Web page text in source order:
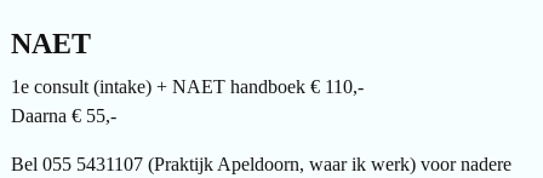
NAET
1e consult (intake) + NAET handboek € 110,-
Daarna € 55,-
Bel 055 5431107 (Praktijk Apeldoorn, waar ik werk) voor nadere